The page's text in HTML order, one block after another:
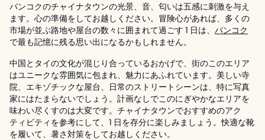
バンコクのチャイナタウンの光景、音、匂いは五感に刺激を与え
ます。心の準備をしてお越しください。冒険心があれば、多くの
市場が並ぶ路地や屋台の数々に囲まれて過ごす 1 日は、 バンコク
で最も記憶に残る思い出になるかもしれません。
中国とタイの文化が混じり合っているおかげで、街のこのエリア
はユニークな雰囲気に包まれ、魅力にあふれています。美しい寺
院、エキゾチックな屋台、日常のストリートシーンは、特に写真
家にはたまらないでしょう。計画なしでこのにぎやかなエリアを
味わい尽くすのは大変です。チャイナタウンでおすすめのアク
ティビティを参考にして、1 日を存分に楽しみましょう。快適な靴
を履いて、暑さ対策をしてお越しください。